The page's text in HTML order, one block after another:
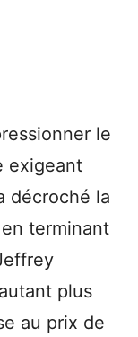
le
exigeant
décroché la
terminant
plus
au prix de